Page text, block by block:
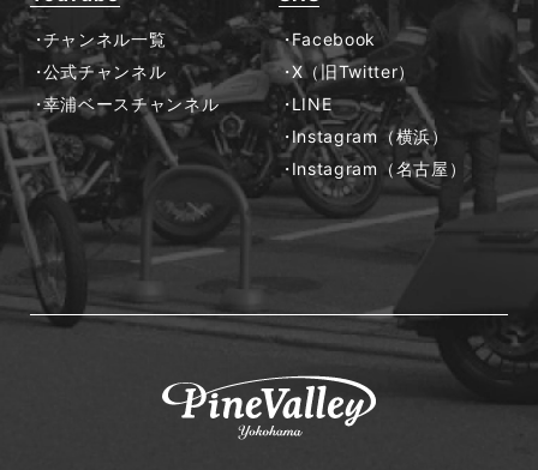
チャンネル一覧
公式チャンネル
幸浦ベースチャンネル
Facebook
X（旧Twitter）
LINE
Instagram（横浜）
Instagram（名古屋）